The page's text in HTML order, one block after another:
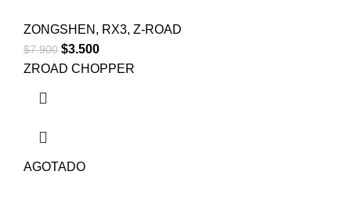
ZONGSHEN , RX3, Z-ROAD
$7.900 $3.500
ZROAD CHOPPER
AGOTADO